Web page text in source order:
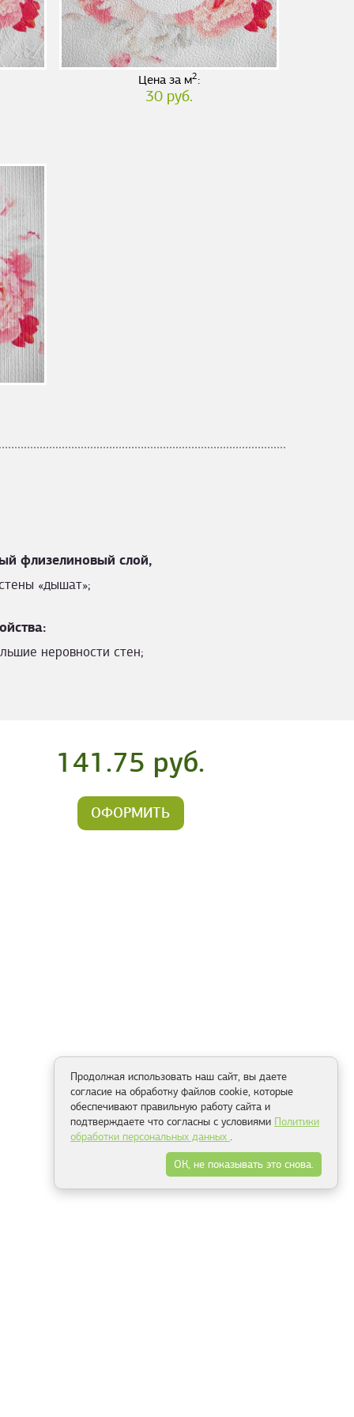
Цена за м2:
30 руб.
флизелиновый слой,
«дышат»;
неровности стен;
141.75 руб.
ОФОРМИТЬ
Продолжая использовать наш сайт, вы даете
согласие на обработку файлов cookie, которые
обеспечивают правильную работу сайта и
подтверждаете что согласны с условиями Политики
обработки персональных данных .
ОК, не показывать это снова.